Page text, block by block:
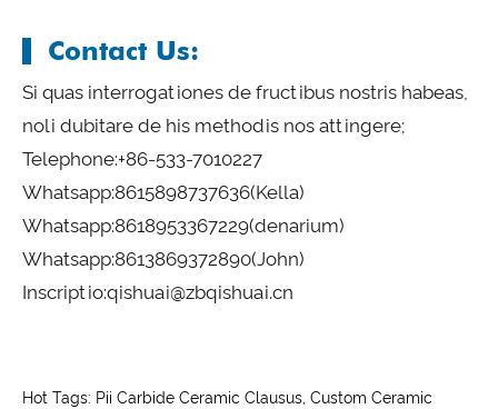
Contact Us:
Si quas interrogationes de fructibus nostris habeas,
noli dubitare de his methodis nos attingere;
Telephone:+86-533-7010227
Whatsapp:8615898737636(Kella)
Whatsapp:8618953367229(denarium)
Whatsapp:8613869372890(John)
Inscriptio:qishuai@zbqishuai.cn
Hot Tags: Pii Carbide Ceramic Clausus, Custom Ceramic